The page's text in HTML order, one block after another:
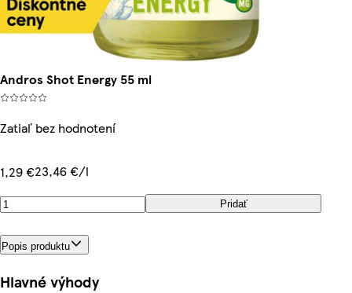
Andros Shot Energy 55 ml
Zatiaľ bez hodnotení
1,29 €23,46 €/l
Pridať
Popis produktu
Hlavné výhody